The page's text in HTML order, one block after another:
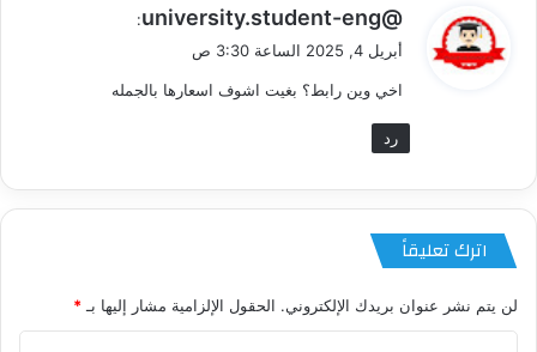
ي
ق
ل
@university.student-eng
:
أبريل 4, 2025 الساعة 3:30 ص
اخي وين رابط؟ بغيت اشوف اسعارها بالجمله
رد
اترك تعليقاً
لن يتم نشر عنوان بريدك الإلكتروني. الحقول الإلزامية مشار إليها بـ *